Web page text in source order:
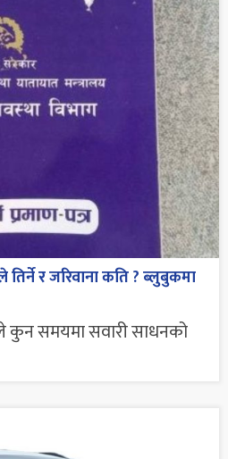
र जरिवाना कति ? ब्लुबुकमा
कुन समयमा सवारी साधनको